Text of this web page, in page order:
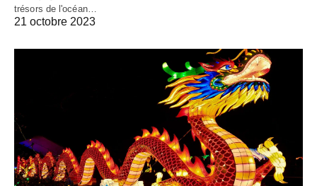
trésors de l'océan…
21 octobre 2023